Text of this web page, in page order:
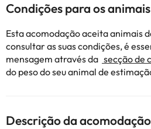
Condições para os
Esta acomodação aceita animais
consultar as suas condições, é
mensagem através da secção de
do peso do seu animal de
Descrição da acomodação